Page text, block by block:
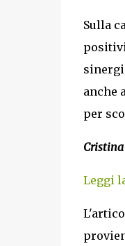
Sulla
anche
per
Leggi